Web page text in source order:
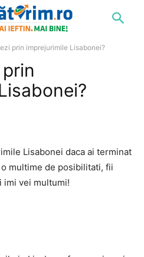
prin imprejurimile Lisabonei?
Lisabonei daca ai terminat
multime de posibilitati, fii
imi vei multumi!